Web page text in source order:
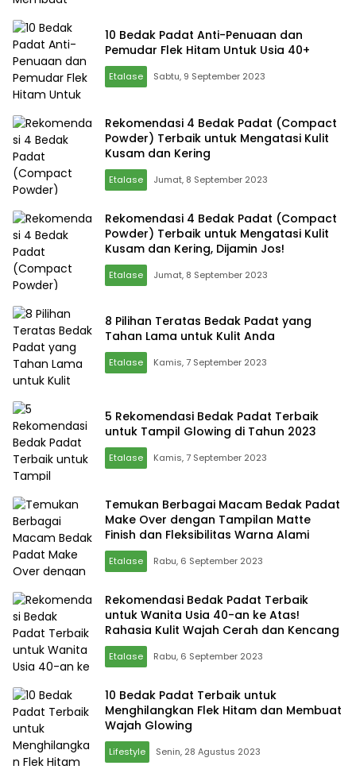
10 Bedak Padat Anti-Penuaan dan
Pemudar Flek Hitam Untuk Usia 40+
Etalase Sabtu, 9 September 2023
Rekomendasi 4 Bedak Padat (Compact
Powder) Terbaik untuk Mengatasi Kulit
Kusam dan Kering
Etalase Jumat, 8 September 2023
Rekomendasi 4 Bedak Padat (Compact
Powder) Terbaik untuk Mengatasi Kulit
Kusam dan Kering, Dijamin Jos!
Etalase Jumat, 8 September 2023
8 Pilihan Teratas Bedak Padat yang
Tahan Lama untuk Kulit Anda
Etalase Kamis, 7 September 2023
5 Rekomendasi Bedak Padat Terbaik
untuk Tampil Glowing di Tahun 2023
Etalase Kamis, 7 September 2023
Temukan Berbagai Macam Bedak Padat
Make Over dengan Tampilan Matte
Finish dan Fleksibilitas Warna Alami
Etalase Rabu, 6 September 2023
Rekomendasi Bedak Padat Terbaik
untuk Wanita Usia 40-an ke Atas!
Rahasia Kulit Wajah Cerah dan Kencang
Etalase Rabu, 6 September 2023
10 Bedak Padat Terbaik untuk
Menghilangkan Flek Hitam dan Membuat
Wajah Glowing
Lifestyle Senin, 28 Agustus 2023